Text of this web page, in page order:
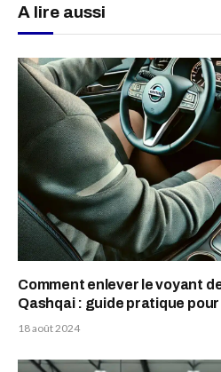
A lire aussi
Comment enlever le voyant
Qashqai : guide pratique
18 août 2024